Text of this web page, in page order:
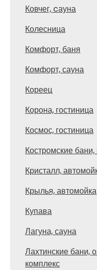
Ковчег, cауна
Колесница
Комфорт, баня
Комфорт, сауна
Кореец
Корона, гостиница
Космос, гостиница
Костромские
Кристалл,
Крылья, автомойка
Купава
Лагуна, сауна
Лахтинские бани,
комплекс